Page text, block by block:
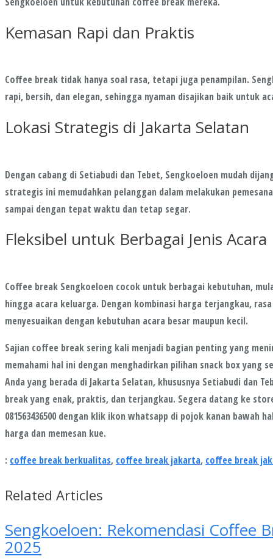
Kemasan Rapi dan Praktis
Coffee break tidak hanya soal rasa, tetapi juga penampilan.
rapi, bersih, dan elegan, sehingga nyaman disajikan baik untuk
Lokasi Strategis di Jakarta Selatan
Dengan cabang di Setiabudi dan Tebet, Sengkoeloen mudah
strategis ini memudahkan pelanggan dalam melakukan
sampai dengan tepat waktu dan tetap segar.
Fleksibel untuk Berbagai Jenis Acara
Coffee break Sengkoeloen cocok untuk berbagai kebutuhan,
hingga acara keluarga. Dengan kombinasi harga terjangkau,
menyesuaikan dengan kebutuhan acara besar maupun kecil.
Sajian coffee break sering kali menjadi bagian penting yang
memahami hal ini dengan menghadirkan pilihan snack box yang
Anda yang berada di Jakarta Selatan, khususnya Setiabudi dan
break yang enak, praktis, dan terjangkau. Segera datang ke
081563436500 dengan klik ikon whatsapp di pojok kanan
harga dan memesan kue.
: coffee break berkualitas, coffee break jakarta, coffee break
Related Articles
Sengkoeloen: Rekomendasi Coffee
2025